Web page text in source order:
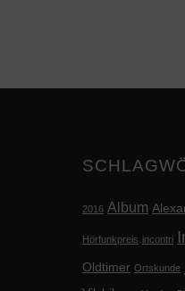
2016 Album
Hörfunkpreis incontri
Oldtimer Ortskunde